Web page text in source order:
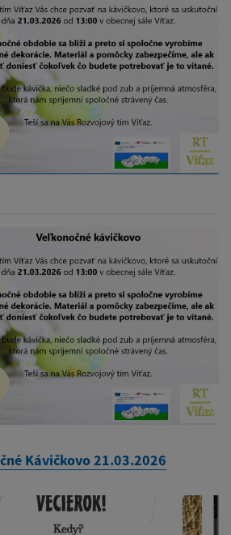
Kávičkovo 21.03.2026